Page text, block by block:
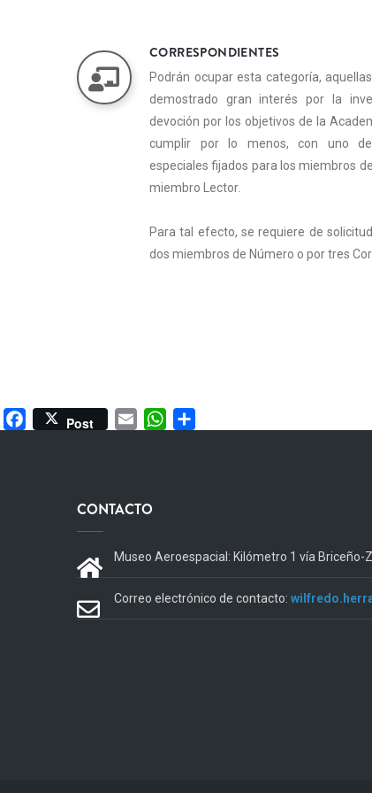
CORRESPONDIENTES
Podrán ocupar esta categoría,
demostrado gran interés por la
devoción por los objetivos de la
cumplir por lo menos, con uno
especiales fijados para los miembros
miembro Lector.
Para tal efecto, se requiere de
dos miembros de Número o por tres
Facebook
Post Email WhatsApp
CONTACTO
Museo Aeroespacial: Kilómetro 1 vía Briceño-
Correo electrónico de contacto: